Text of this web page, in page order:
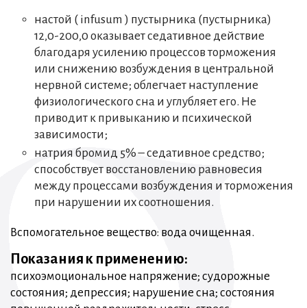
настой ( infusum ) пустырника (пустырника)
12,0-200,0 оказывает седативное действие
благодаря усилению процессов торможения
или снижению возбуждения в центральной
нервной системе; облегчает наступление
физиологического сна и углубляет его. Не
приводит к привыканию и психической
зависимости;
натрия бромид 5% – седативное средство;
способствует восстановлению равновесия
между процессами возбуждения и торможения
при нарушении их соотношения.
Вспомогательное вещество: вода очищенная.
Показания к применению:
психоэмоциональное напряжение; судорожные
состояния; депрессия; нарушение сна; состояния